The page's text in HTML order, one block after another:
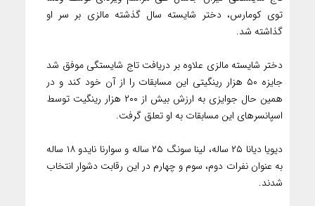
توی کومارس، دختر شایسته سال گذشته مالزی بر سر او
گذاشته شد.
دختر شایسته مالزی علاوه بر دریافت تاج شایستگی موفق شد
جایزه ۵۰ هزار رینگیتی این مسابقات را از آن خود کند و در
همین حال جوایزی به ارزش بیش از ۲۰۰ هزار رینگیت توسط
اسپانسرهای این مسابقات به او تعلق گرفت.
دیویا دیانا ۲۵ ساله، لینا سونگ ۲۵ ساله و سوارنا نایدو ۱۸ ساله
به عنوان نفرات دوم، سوم و چهارم در این رقابت دشوار انتخاب
شدند.